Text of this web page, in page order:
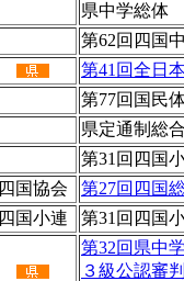
県中学総体
第62回四国
第41回全日
第77回国民
県定通制総
第31回四国
四国協会
第27回四国
四国小連 第31回四国
第32回県中
３級公認審